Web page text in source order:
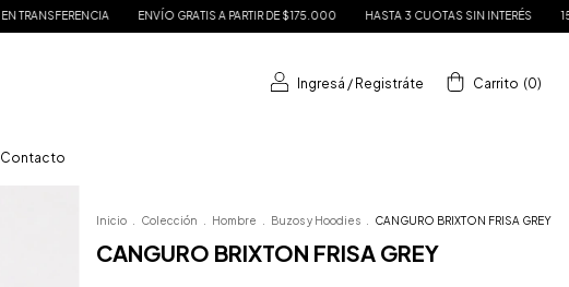
ENVÍO GRATIS A PARTIR DE $175.000 HASTA 3 CUOTAS SIN INTERÉS 15% DE DESCUENTO
Ingresá / Registráte Carrito (0)
Contacto
Inicio Colección Hombre Buzos y Hoodies CANGURO BRIXTON FRISA GREY
CANGURO BRIXTON FRISA GREY